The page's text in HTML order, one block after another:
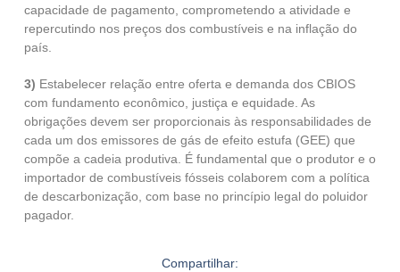
capacidade de pagamento, comprometendo a atividade e
repercutindo nos preços dos combustíveis e na inflação do
país.
3) Estabelecer relação entre oferta e demanda dos CBIOS
com fundamento econômico, justiça e equidade. As
obrigações devem ser proporcionais às responsabilidades de
cada um dos emissores de gás de efeito estufa (GEE) que
compõe a cadeia produtiva. É fundamental que o produtor e o
importador de combustíveis fósseis colaborem com a política
de descarbonização, com base no princípio legal do poluidor
pagador.
Compartilhar: